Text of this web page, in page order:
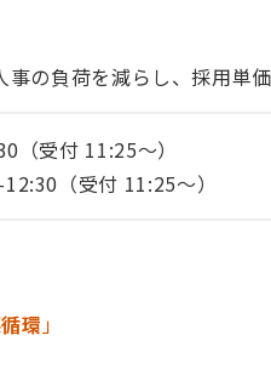
の負荷を減らし、採用単
受付 11:25〜）
（受付 11:25〜）
環 」